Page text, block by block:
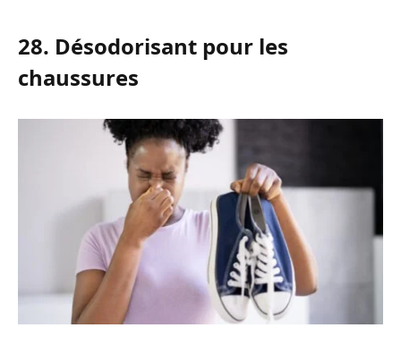
28. Désodorisant pour les
chaussures